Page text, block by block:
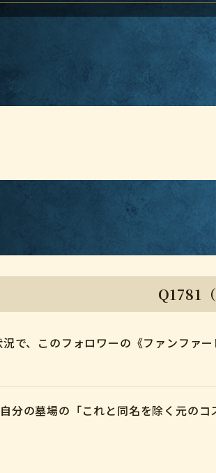
Q1781
で、このフォロワーの《ファンファ
分の墓場の「これと同名を除く元の